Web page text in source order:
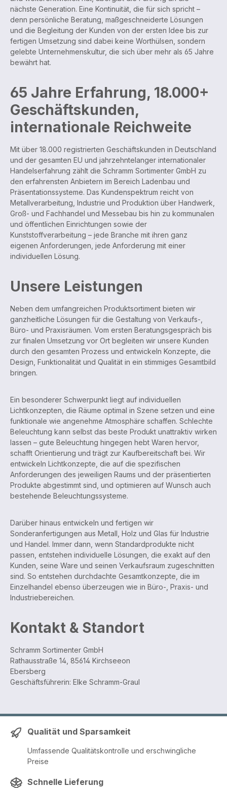
nächste Generation. Eine Kontinuität, die für sich spricht –
denn persönliche Beratung, maßgeschneiderte Lösungen
und die Begleitung der Kunden von der ersten Idee bis zur
fertigen Umsetzung sind dabei keine Worthülsen, sondern
gelebte Unternehmenskultur, die sich über mehr als 65 Jahre
bewährt hat.
65 Jahre Erfahrung, 18.000+
Geschäftskunden,
internationale Reichweite
Mit über 18.000 registrierten Geschäftskunden in Deutschland
und der gesamten EU und jahrzehntelanger internationaler
Handelserfahrung zählt die Schramm Sortimenter GmbH zu
den erfahrensten Anbietern im Bereich Ladenbau und
Präsentationssysteme. Das Kundenspektrum reicht von
Metallverarbeitung, Industrie und Produktion über Handwerk,
Groß- und Fachhandel und Messebau bis hin zu kommunalen
und öffentlichen Einrichtungen sowie der
Kunststoffverarbeitung – jede Branche mit ihren ganz
eigenen Anforderungen, jede Anforderung mit einer
individuellen Lösung.
Unsere Leistungen
Neben dem umfangreichen Produktsortiment bieten wir
ganzheitliche Lösungen für die Gestaltung von Verkaufs-,
Büro- und Praxisräumen. Vom ersten Beratungsgespräch bis
zur finalen Umsetzung vor Ort begleiten wir unsere Kunden
durch den gesamten Prozess und entwickeln Konzepte, die
Design, Funktionalität und Qualität in ein stimmiges Gesamtbild
bringen.
Ein besonderer Schwerpunkt liegt auf individuellen
Lichtkonzepten, die Räume optimal in Szene setzen und eine
funktionale wie angenehme Atmosphäre schaffen. Schlechte
Beleuchtung kann selbst das beste Produkt unattraktiv wirken
lassen – gute Beleuchtung hingegen hebt Waren hervor,
schafft Orientierung und trägt zur Kaufbereitschaft bei. Wir
entwickeln Lichtkonzepte, die auf die spezifischen
Anforderungen des jeweiligen Raums und der präsentierten
Produkte abgestimmt sind, und optimieren auf Wunsch auch
bestehende Beleuchtungssysteme.
Darüber hinaus entwickeln und fertigen wir
Sonderanfertigungen aus Metall, Holz und Glas für Industrie
und Handel. Immer dann, wenn Standardprodukte nicht
passen, entstehen individuelle Lösungen, die exakt auf den
Kunden, seine Ware und seinen Verkaufsraum zugeschnitten
sind. So entstehen durchdachte Gesamtkonzepte, die im
Einzelhandel ebenso überzeugen wie in Büro-, Praxis- und
Industriebereichen.
Kontakt & Standort
Schramm Sortimenter GmbH
Rathausstraße 14, 85614 Kirchseeon
Ebersberg
Geschäftsführerin: Elke Schramm-Graul
Qualität und Sparsamkeit
Umfassende Qualitätskontrolle und erschwingliche
Preise
Schnelle Lieferung